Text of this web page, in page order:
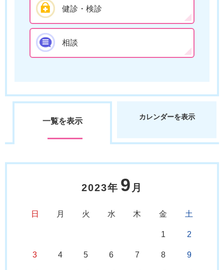
健診・検診
相談
一覧を表示 カレンダーを表示
2023年 9 月
日 月 火 水 木 金 土
1 2
3 4 5 6 7 8 9